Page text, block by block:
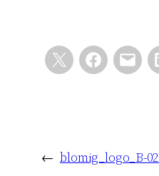
← blomig_logo_B-02